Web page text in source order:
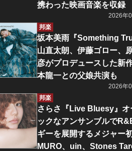
携わった映画音楽を収録
2026年
邦楽
坂本美雨『Something
山直太朗、伊藤ゴロー、
彦がプロデュースした新
本龍一との父娘共演も
2026年
邦楽
さらさ『Live Bluesy』オ
ックなアンサンブルで
ギーを展開するメジャー
MURO、uin、Stones